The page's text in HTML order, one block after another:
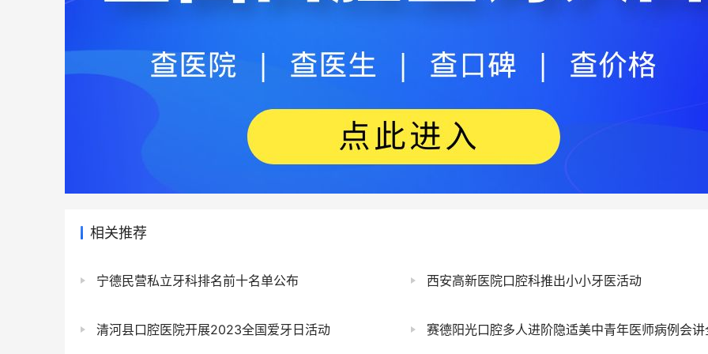
相关推荐
宁德民营私立牙科排名前十名单公布 西安高新医院口腔科推出小小牙医活动
清河县口腔医院开展2023全国爱牙日活动 赛德阳光口腔多人进阶隐适美中青年医师病例会讲全国